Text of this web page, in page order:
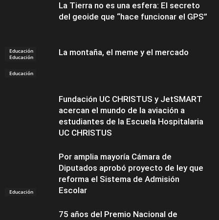
Educación
Educación
La Tierra no es una esfera: El secreto
del geoide que “hace funcionar el GPS”
Educación
La montaña, el meme y el mercado
Educación
Fundación UC CHRISTUS y JetSMART
acercan el mundo de la aviación a
estudiantes de la Escuela Hospitalaria
UC CHRISTUS
Por amplia mayoría Cámara de
Diputados aprobó proyecto de ley que
reforma el Sistema de Admisión
Escolar
75 años del Premio Nacional de